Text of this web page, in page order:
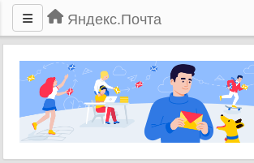
Яндекс.Почта